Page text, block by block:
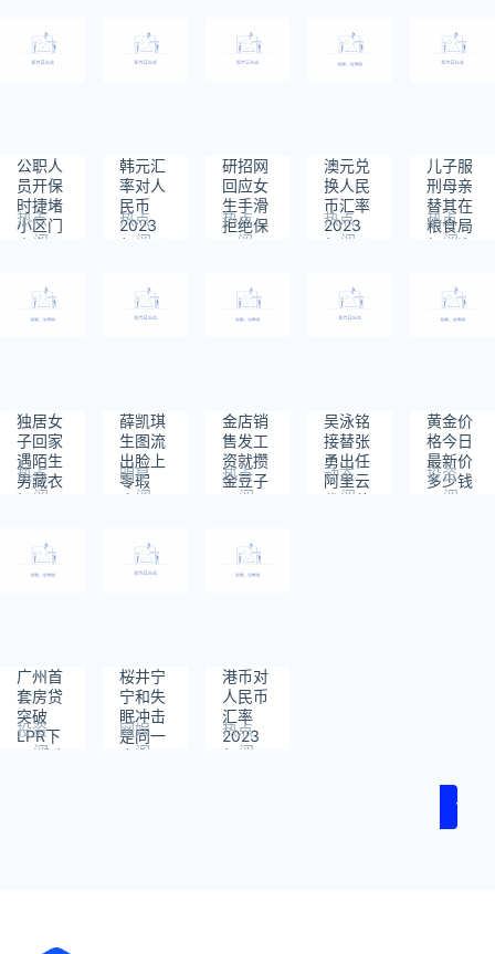
700
723
播放
1091
593
公职人
员开保
时捷堵
小区门
官方回
热点
阅
986
韩元汇
率对人
民币
2023
年10月
热点
阅
601
研招网
回应女
生手滑
拒绝保
研通
统有二
次确认
功能
热点
阅
澳元兑
换人民
币汇率
2023
年10月
热点
阅
461
儿子服
刑母亲
替其在
粮食局
领工资
热点
阅
918
独居女
子回家
遇陌生
男藏衣
柜
热点
阅
855
薛凯琪
生图流
出脸上
零瑕
疵，网
逆龄：
宅男被
电死
明星
阅
766
金店销
售发工
资就攒
金豆子
热点
阅
吴泳铭
接替张
勇出任
阿里云
代理董
动态
阅
黄金价
格今日
最新价
多少钱
2023
投资
阅
广州首
套房贷
突破
LPR下
限 成为
投资
阅
桜井宁
宁和失
眠冲击
是同一
个人
网娱
阅
港币对
人民币
汇率
2023
年8月
热点
阅
1